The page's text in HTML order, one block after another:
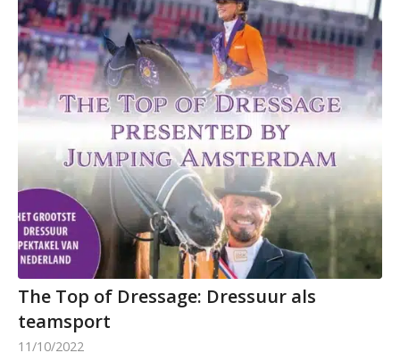
The Top of Dressage: Dressuur als
teamsport
11/10/2022